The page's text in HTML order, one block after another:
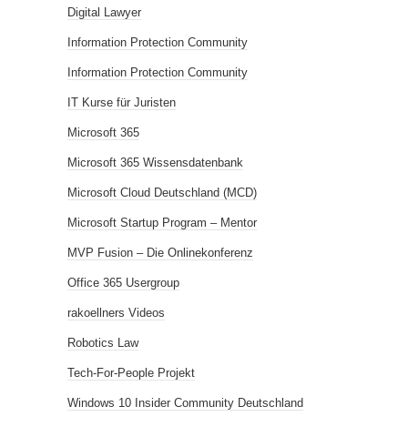
Digital Lawyer
Information Protection Community
Information Protection Community
IT Kurse für Juristen
Microsoft 365
Microsoft 365 Wissensdatenbank
Microsoft Cloud Deutschland (MCD)
Microsoft Startup Program – Mentor
MVP Fusion – Die Onlinekonferenz
Office 365 Usergroup
rakoellners Videos
Robotics Law
Tech-For-People Projekt
Windows 10 Insider Community Deutschland